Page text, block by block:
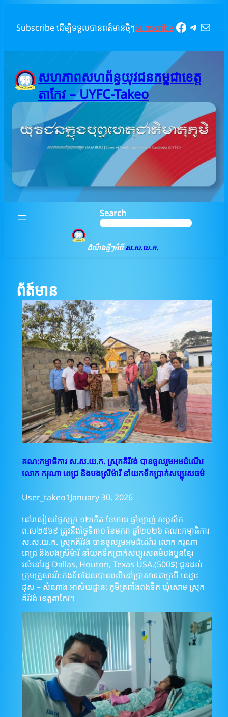
content
Subscribe ដើម្បីទទួលបានពត៍មានថ្មីៗSubscribe Mail
សហភាពសហព័ន្ធយុវជនកម្ពុជាខេត្ត
តាកែវ – UYFC-Takeo
Search
ដំណឹងថ្មីៗអំពីស.ស.យ.ក.
ព័ត៍មាន
គណ:កម្មាធិការ ស.ស.យ.ក. ស្រុកគិរីវង់ បានចូលរួមអមដំណើរ
លោក ករុណា ពេជ្រ និងបងស្រីម៉ារី នាំយកទឹកប្រាក់សប្បុរសធម៌
User_takeo1January 30, 2026
នៅរសៀលថ្ងៃសុក្រ ១២កើត ខែមាឃ ឆ្នាំម្សាញ់ សប្តស័ក
ព.ស២៥៦៩ ត្រូវនឹងថ្ងៃទី៣០ ខែមករា ឆ្នាំ២០២៦ គណ:កម្មាធិការ
ស.ស.យ.ក. ស្រុកគិរីវង់ បានចូលរួមអមដំណើរ លោក ករុណា
ពេជ្រ និងបងស្រីម៉ារី នាំយកទឹកប្រាក់សប្បុរសធម៌បងប្អូនខ្មែរ
រស់នៅរដ្ឋ Dallas, Houton, Texas USA.(500$) ជូនដល់
ក្រុមគ្រួសារវីរៈកងទ័ពដែលបានពលីនៅប្រាសាទតាក្របី ឈ្មោះ
ដុស – សំណាង អាស័យដ្ឋាន: ភូមិត្រពាំងពងទឹក ឃុំសោម ស្រុក
គិរីវង់ ខេត្តតាកែវ។